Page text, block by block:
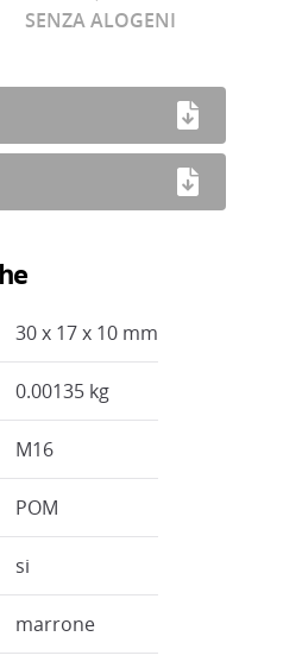
SENZA ALOGENI
30 x 17 x 10 mm
0.00135 kg
M16
POM
si
marrone